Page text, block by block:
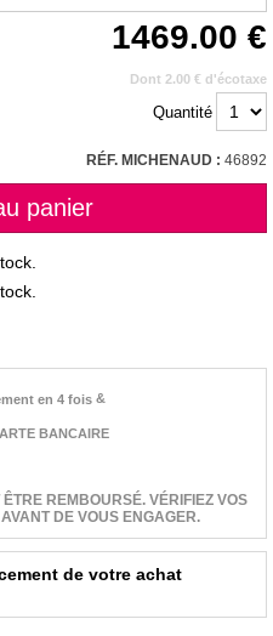
1469.00
Dont 2.00 € d'écotaxe
Quantité
RÉF. MICHENAUD : 46892
&
BANCAIRE
REMBOURSÉ. VÉRIFIEZ VOS
DE VOUS ENGAGER.
de votre achat